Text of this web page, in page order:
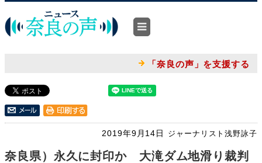
「奈良の声」を支援する
2019年9月14日 ジャーナリスト浅野詠子
奈良県）永久に封印か 大滝ダム地滑り裁判